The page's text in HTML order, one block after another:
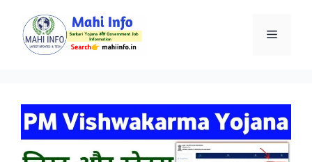
content
Menu